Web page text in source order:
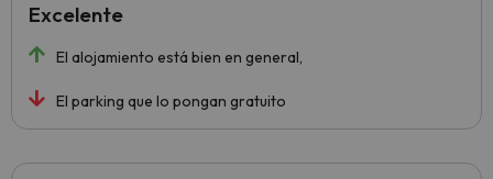
El alojamiento está bien en general,
El parking que lo pongan gratuito
Excelente